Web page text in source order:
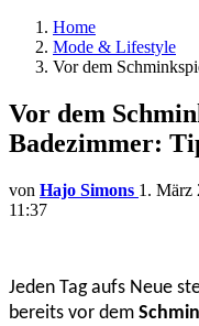
Home
Mode & Lifestyle
Vor dem
Vor dem
Badezimmer:
von Hajo Simons 1. März
11:37
Jeden Tag aufs Neue
bereits vor dem